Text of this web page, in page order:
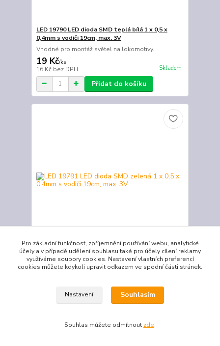
LED 19790 LED dioda SMD teplá bílá 1 x 0,5 x
0,4mm s vodiči 19cm, max. 3V
Vhodné pro montáž světel na lokomotivy.
19 Kč/ks
16 Kč bez DPH Skladem
Přidat do košíku
LED 19791 LED dioda SMD zelená 1 x 0,5 x 0,4mm
s vodiči 19cm, max. 3V
ks
Pro základní funkčnost, zpříjemnění používání webu, analytické
účely a v případě udělení souhlasu také pro účely cílení reklamy
využíváme soubory cookies. Nastavení vlastních preferencí
cookies můžete kdykoli upravit odkazem ve spodní části stránek.
Nastavení Souhlasím
Souhlas můžete odmítnout zde.